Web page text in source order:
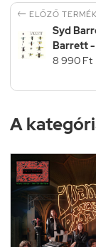
 ELŐZŐ TERMÉK
Syd
Barrett -
8 990 Ft
A